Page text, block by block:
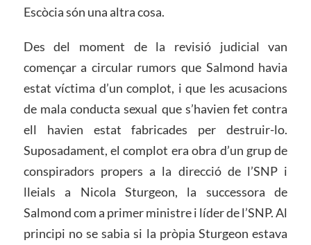
Escòcia són una altra cosa.
Des del moment de la revisió judicial van
començar a circular rumors que Salmond havia
estat víctima d’un complot, i que les acusacions
de mala conducta sexual que s’havien fet contra
ell havien estat fabricades per destruir-lo.
Suposadament, el complot era obra d’un grup de
conspiradors propers a la direcció de l’SNP i
lleials a Nicola Sturgeon, la successora de
Salmond com a primer ministre i líder de l’SNP. Al
principi no se sabia si la pròpia Sturgeon estava